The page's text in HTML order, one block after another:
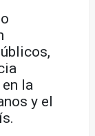
la
y el